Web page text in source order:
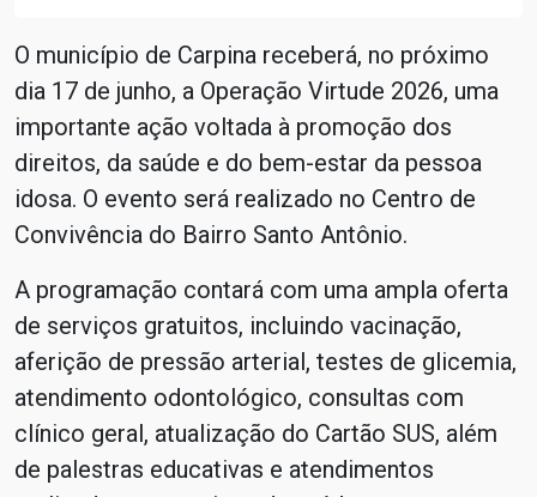
O município de Carpina receberá, no próximo
dia 17 de junho, a Operação Virtude 2026, uma
importante ação voltada à promoção dos
direitos, da saúde e do bem-estar da pessoa
idosa. O evento será realizado no Centro de
Convivência do Bairro Santo Antônio.
A programação contará com uma ampla oferta
de serviços gratuitos, incluindo vacinação,
aferição de pressão arterial, testes de glicemia,
atendimento odontológico, consultas com
clínico geral, atualização do Cartão SUS, além
de palestras educativas e atendimentos